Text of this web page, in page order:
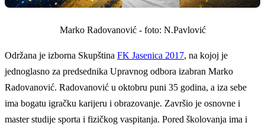
Marko Radovanović - foto: N.Pavlović
Održana je izborna Skupština FK Jasenica 2017, na kojoj je
jednoglasno za predsednika Upravnog odbora izabran Marko
Radovanović. Radovanović u oktobru puni 35 godina, a iza sebe
ima bogatu igračku karijeru i obrazovanje. Završio je osnovne i
master studije sporta i fizičkog vaspitanja. Pored školovanja ima i